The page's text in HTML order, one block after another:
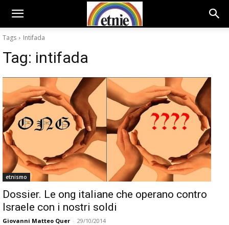
Tags Intifada
Tag: intifada
etnismo
Dossier. Le ong italiane che operano contro
Israele con i nostri soldi
Giovanni Matteo Quer - 29/10/2014